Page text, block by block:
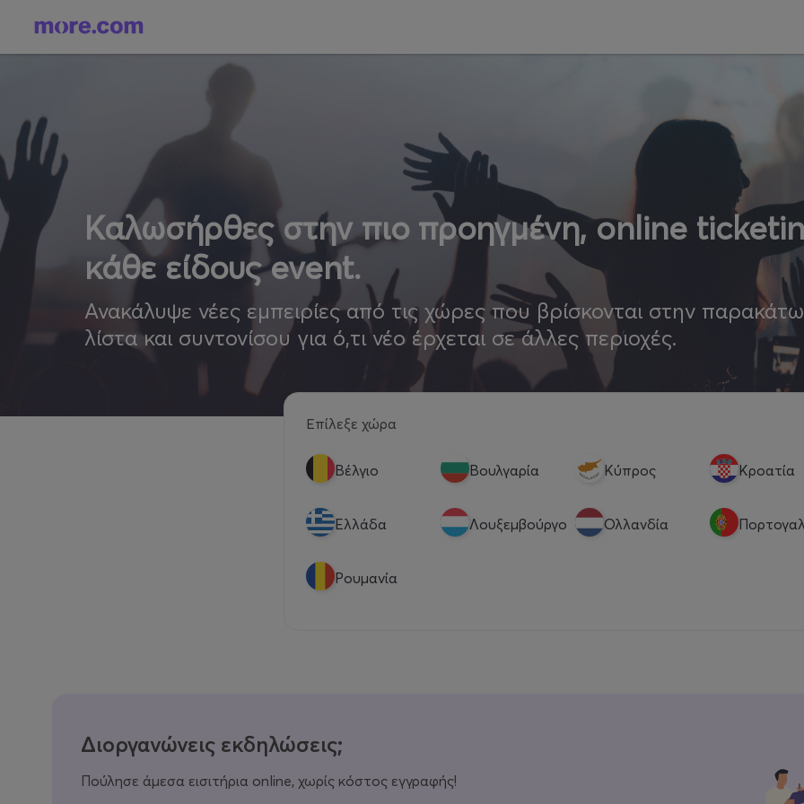
Καλωσήρθες στην πιο προηγμένη, online
κάθε είδους event.
Ανακάλυψε νέες εμπειρίες από τις χώρες που βρίσκονται στην παρακάτω
λίστα και συντονίσου για ό,τι νέο έρχεται σε άλλες περιοχές.
Επίλεξε χώρα
Βέλγιο Βουλγαρία Κύπρος Κροατία
Eλλάδα Λουξεμβούργο Ολλανδία
Ρουμανία
Διοργανώνεις εκδηλώσεις;
Πούλησε άμεσα εισιτήρια online, χωρίς κόστος εγγραφής!